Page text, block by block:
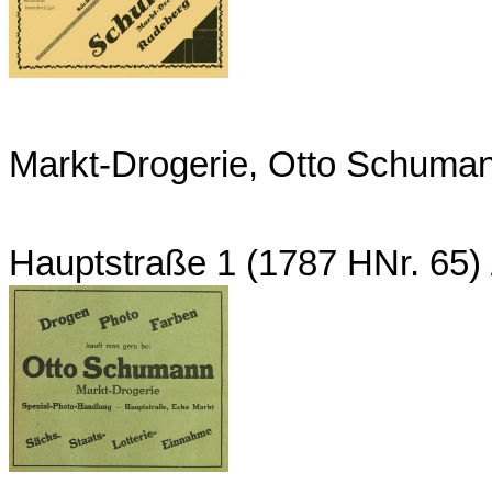
Markt-Drogerie, Otto
Hauptstraße 1 (1787 HNr.